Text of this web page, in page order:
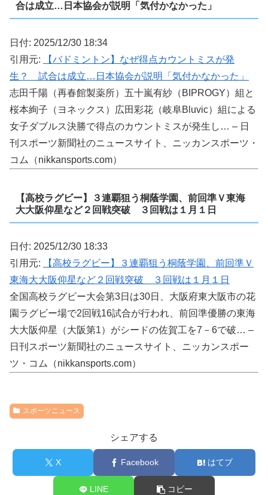
合は成立…日本協会が説明「気付かなかった」
日付: 2025/12/30 18:34
引用元:
【バドミントン】なぜ得点カウントミスが発
生？ 試合は成立…日本協会が説明「気付かなかった」
志田千陽（再春館製薬所）五十嵐有紗（BIPROGY）組と
桜本絢子（ヨネックス）広田彩花（岐阜Bluvic）組による
女子ダブルス決勝で得点のカウントミスが発生し… – 日
刊スポーツ新聞社のニュースサイト、ニッカンスポーツ・
コム（nikkansports.com）
【高校ラグビー】３連覇狙う桐蔭学園、前回準Ｖ東海
大大阪仰星など２回戦突破 ３回戦は１月１日
日付: 2025/12/30 18:33
引用元:
【高校ラグビー】３連覇狙う桐蔭学園、前回準Ｖ
東海大大阪仰星など２回戦突破 ３回戦は１月１日
全国高校ラグビー大会第3日は30日、大阪府東大阪市の花
園ラグビー場で2回戦16試合が行われ、前回準優勝の東海
大大阪仰星（大阪第1）がシードの佐賀工を7－6で破… –
日刊スポーツ新聞社のニュースサイト、ニッカンスポー
ツ・コム（nikkansports.com）
スポーツニュース
シェアする
X Facebook はてブ
LINE コピー